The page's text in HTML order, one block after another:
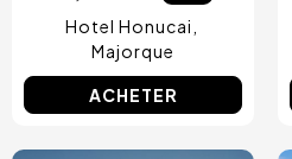
Hotel Honucai
Majorque
ACHETER